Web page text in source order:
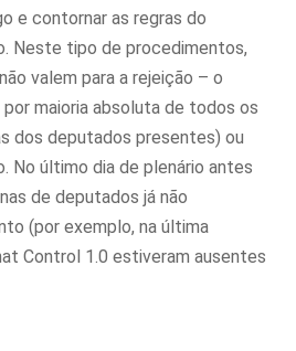
e contornar as regras do
Neste tipo de procedimentos,
valem para a rejeição – o
maioria absoluta de todos os
dos deputados presentes) ou
No último dia de plenário antes
de deputados já não
(por exemplo, na última
Control 1.0 estiveram ausentes